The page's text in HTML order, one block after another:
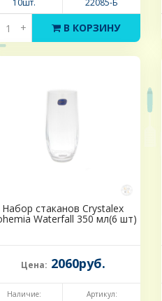
10шт. 22085-Б
+ В КОРЗИНУ
Набор стаканов Crystalex
Waterfall 350 мл(6 шт)
Цена: 2060руб.
Наличие: Артикул: